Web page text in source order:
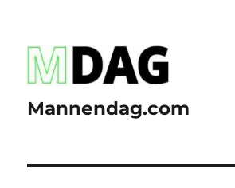
Mannendag.com